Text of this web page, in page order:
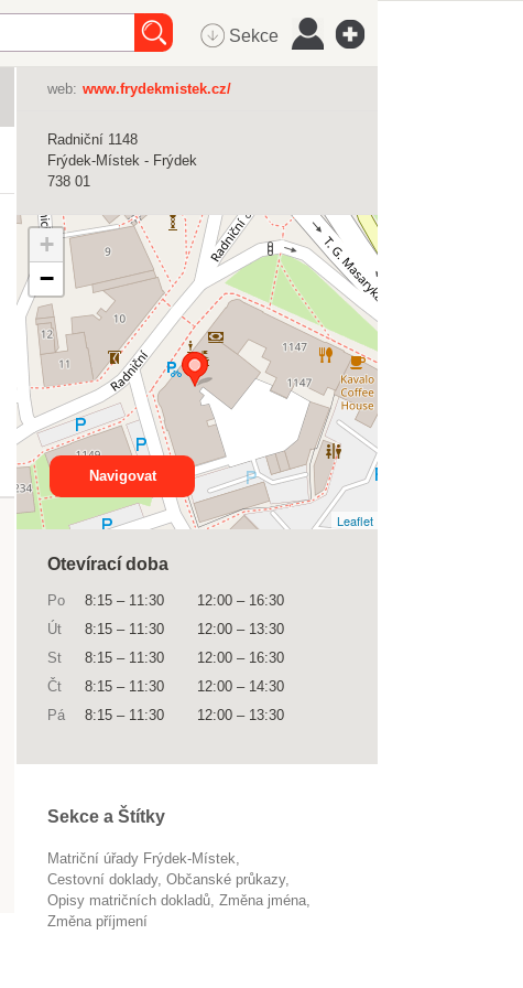
Sekce
web: www.frydekmistek.cz/
Radniční 1148
Frýdek-Místek - Frýdek
738 01
+
−
Leaflet
Navigovat
Otevírací doba
Po 8:15 – 11:30 12:00 – 16:30
Út
8:15 – 11:30 12:00 – 13:30
St
8:15 – 11:30 12:00 – 16:30
Čt
8:15 – 11:30 12:00 – 14:30
Pá
8:15 – 11:30 12:00 – 13:30
Sekce a Štítky
Matriční úřady Frýdek-Místek
cestovní doklady
občanské průkazy
opisy matričních dokladů
změna jména
změna příjmení